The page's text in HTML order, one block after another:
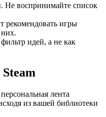
Не воспринимайте список
рекомендовать игры
идей, а не как
лента
из вашей библиотеки